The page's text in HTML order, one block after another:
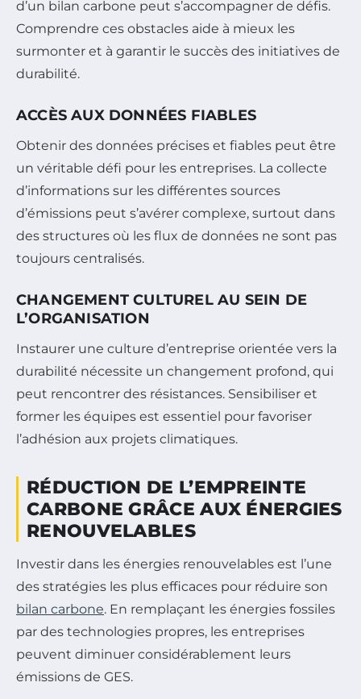
d’un bilan carbone peut s’accompagner de défis.
Comprendre ces obstacles aide à mieux les
surmonter et à garantir le succès des initiatives de
durabilité.
ACCÈS AUX DONNÉES FIABLES
Obtenir des données précises et fiables peut être
un véritable défi pour les entreprises. La collecte
d’informations sur les différentes sources
d’émissions peut s’avérer complexe, surtout dans
des structures où les flux de données ne sont pas
toujours centralisés.
CHANGEMENT CULTUREL AU SEIN DE
L’ORGANISATION
Instaurer une culture d’entreprise orientée vers la
durabilité nécessite un changement profond, qui
peut rencontrer des résistances. Sensibiliser et
former les équipes est essentiel pour favoriser
l’adhésion aux projets climatiques.
RÉDUCTION DE L’EMPREINTE
CARBONE GRÂCE AUX ÉNERGIES
RENOUVELABLES
Investir dans les énergies renouvelables est l’une
des stratégies les plus efficaces pour réduire son
bilan carbone. En remplaçant les énergies fossiles
par des technologies propres, les entreprises
peuvent diminuer considérablement leurs
émissions de GES.